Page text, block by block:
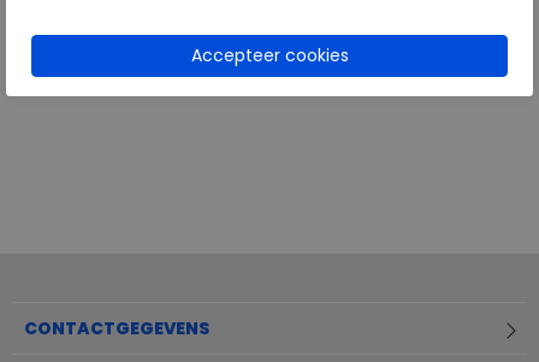
CONTACTGEGEVENS